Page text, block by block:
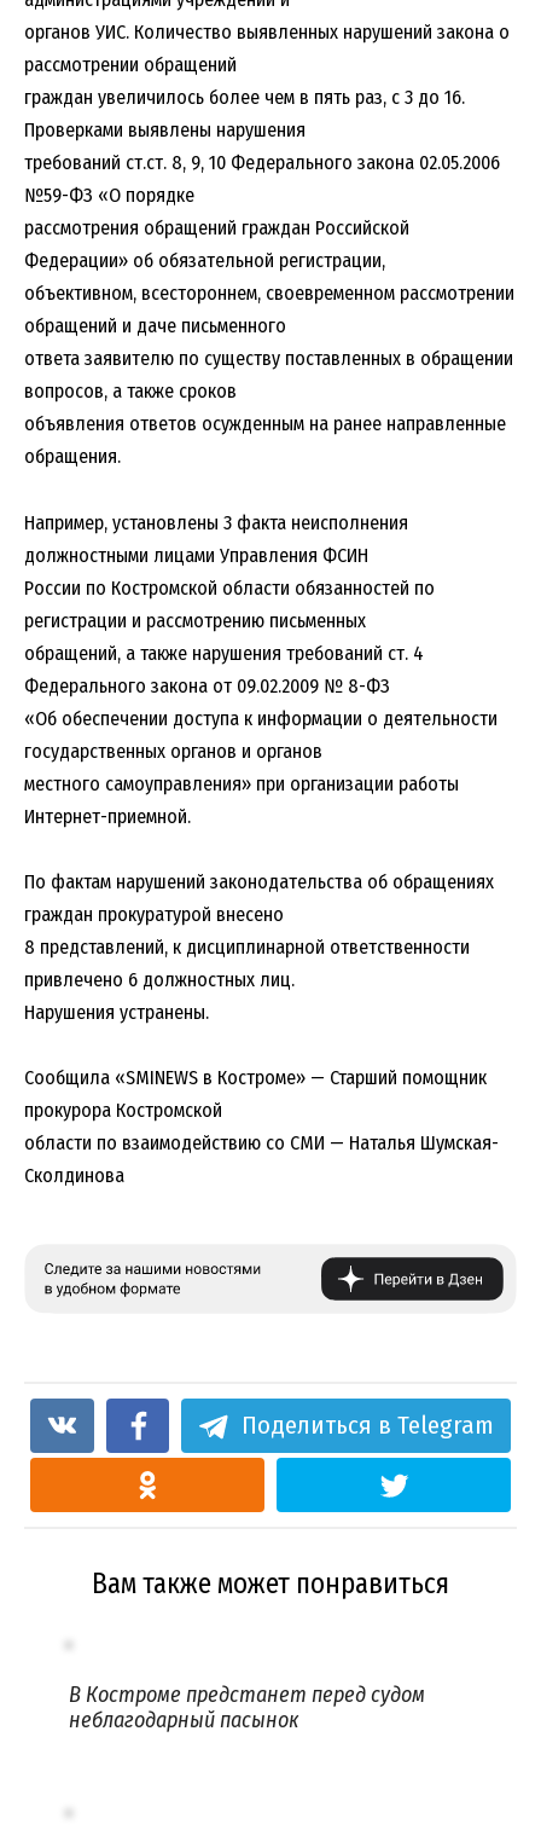
органов УИС. Количество выявленных нарушений закона о
рассмотрении обращений
граждан увеличилось более чем в пять раз, с 3 до 16.
Проверками выявлены нарушения
требований ст.ст. 8, 9, 10 Федерального закона 02.05.2006
№59-ФЗ «О порядке
рассмотрения обращений граждан Российской
Федерации» об обязательной регистрации,
объективном, всестороннем, своевременном рассмотрении
обращений и даче письменного
ответа заявителю по существу поставленных в обращении
вопросов, а также сроков
объявления ответов осужденным на ранее направленные
обращения.
Например, установлены 3 факта неисполнения
должностными лицами Управления ФСИН
России по Костромской области обязанностей по
регистрации и рассмотрению письменных
обращений, а также нарушения требований ст. 4
Федерального закона от 09.02.2009 № 8-ФЗ
«Об обеспечении доступа к информации о деятельности
государственных органов и органов
местного самоуправления» при организации работы
Интернет-приемной.
По фактам нарушений законодательства об обращениях
граждан прокуратурой внесено
8 представлений, к дисциплинарной ответственности
привлечено 6 должностных лиц.
Нарушения устранены.
Сообщила «SMINEWS в Костроме» — Старший помощник
прокурора Костромской
области по взаимодействию со СМИ — Наталья Шумская-
Сколдинова
Поделиться в Telegram
Вам также может понравиться
В Костроме предстанет перед судом
неблагодарный пасынок